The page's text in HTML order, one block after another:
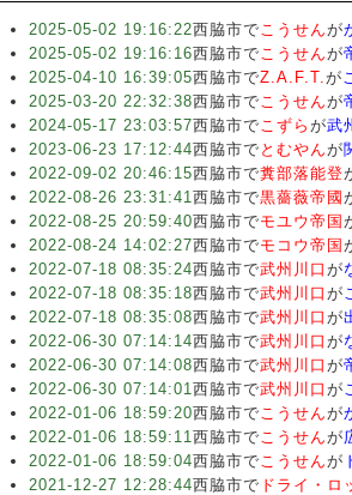
2025-05-02 19:16:22西脇市でこうせんが
2025-05-02 19:16:16西脇市でこうせんが
2025-04-10 16:39:05西脇市でZ.A.F.T.が
2025-03-20 22:32:38西脇市でこうせんが
2024-05-17 23:03:57西脇市でこずら が武
2023-06-23 17:12:44西脇市で とむやんが
2022-09-02 20:46:15西脇市で糞部落能登
2022-08-26 23:31:41西脇市で黒薔薇帝國
2022-08-25 20:59:40西脇市でモユウ帝国
2022-08-24 14:02:27西脇市でモコウ帝国
2022-07-18 08:35:24西脇市で武州川口 が
2022-07-18 08:35:18西脇市で武州川口 が
2022-07-18 08:35:08西脇市で武州川口 が
2022-06-30 07:14:14西脇市で武州川口 が
2022-06-30 07:14:08西脇市で武州川口 が
2022-06-30 07:14:01西脇市で武州川口 が
2022-01-06 18:59:20西脇市でこうせんが
2022-01-06 18:59:11西脇市でこうせんが
2022-01-06 18:59:04西脇市でこうせんが
2021-12-27 12:28:44西脇市で ドライ・ロ